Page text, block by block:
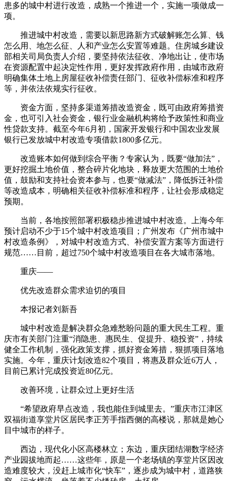
患多的城中村进行改造，成熟一个推进一个，实施一项做成一
项。
推进城中村改造，需要以新思路新方式破解账怎么算、钱
怎么用、地怎么征、人和产业怎么安置等难题。住房城乡建设
部相关司局负责人介绍，要坚持依法征收、净地出让，使市场
在资源配置中起决定性作用，更好发挥政府作用，由城市政府
明确集体土地上房屋征收补偿责任部门、征收补偿标准和程序
等，并依法依规实行征收。
资金方面，坚持多渠道筹措改造资金，既可由政府筹措资
金，也可引入社会资金，银行业金融机构将给予政策性和商业
性贷款支持。截至今年6月初，国家开发银行和中国农业发展
银行已发放城中村改造专项借款1800多亿元。
改造账本如何做到综合平衡？专家认为，既要“做加法”，
更好挖掘土地价值，整合碎片化地块，释放更大范围的土地价
值，鼓励和支持社会资本参与，也要“做减法”，降低拆迁补偿
等改造成本，明确相关征收补偿标准和程序，让社会形成稳定
预期。
当前，各地按照部署积极稳步推进城中村改造。上海今年
预计启动不少于15个城中村改造项目；广州发布《广州市城中
村改造条例》，对城中村改造方式、补偿安置方案等方面进行
规范……目前，超过750个城中村改造项目在各大城市落地。
重庆——
优先改造群众需求迫切的项目
本报记者刘新吾
城中村改造是解决群众急难愁盼问题的重大民生工程。重
庆市有关部门注重“消隐患、惠民生、促提升、稳投资”，持续
健全工作机制，强化政策支撑，抓好资金筹措，狠抓项目落地
实施。今年，重庆计划改造82个项目，将惠及群众近6万人，
目前已累计完成投资近80亿元。
改善环境，让群众过上更好生活
“希望政府早点改造，我也能住到城里去。”重庆市江津区
双福街道享堂片区居民李正芳手指西侧的高楼说，那就是她心
目中城市的样子。
西边，现代化小区高楼林立；东边，重庆团结湖数字经济
产业园拔地而起……这些年，原是一个老场镇的享堂片区因改
造难度较大，没赶上城市化“快车”，逐步成为城中村，道路狭